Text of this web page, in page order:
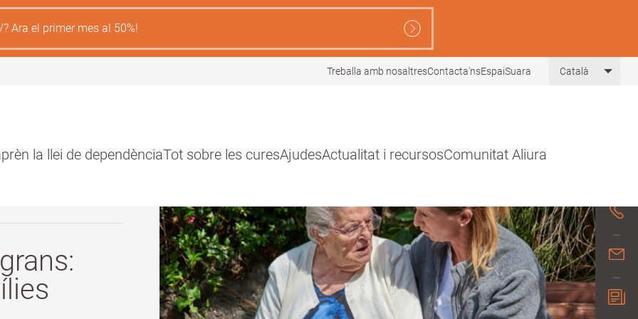
Ara el primer mes al 50%!
Treballa amb nosaltresContacta'nsEspaiSuara Català List
la llei de dependènciaTot sobre les curesAjudesActualitat i recursosComunitat Aliura